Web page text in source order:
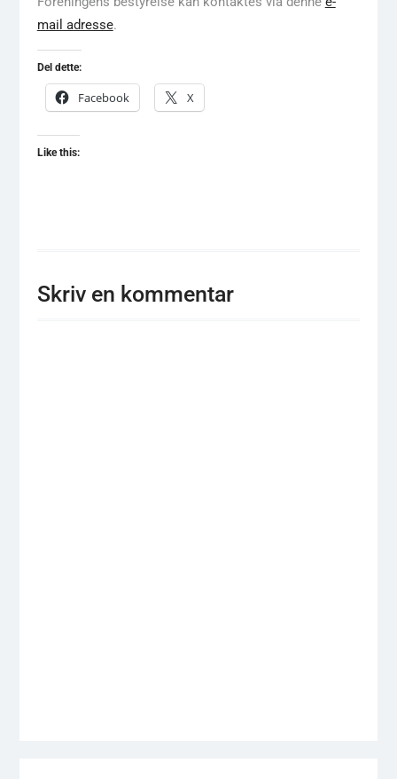
mail adresse.
Del dette:
Facebook X
Like this:
Skriv en kommentar